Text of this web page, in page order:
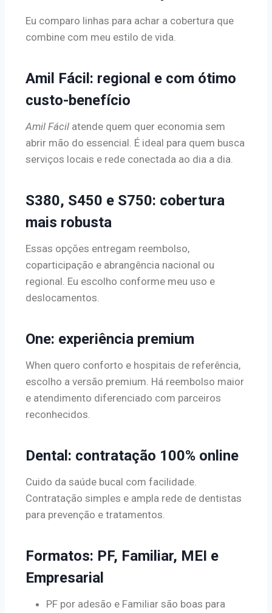
Eu comparo linhas para achar a cobertura que
combine com meu estilo de vida.
Amil Fácil: regional e com ótimo
custo-benefício
Amil Fácil atende quem quer economia sem
abrir mão do essencial. É ideal para quem busca
serviços locais e rede conectada ao dia a dia.
S380, S450 e S750: cobertura
mais robusta
Essas opções entregam reembolso,
coparticipação e abrangência nacional ou
regional. Eu escolho conforme meu uso e
deslocamentos.
One: experiência premium
When quero conforto e hospitais de referência,
escolho a versão premium. Há reembolso maior
e atendimento diferenciado com parceiros
reconhecidos.
Dental: contratação 100% online
Cuido da saúde bucal com facilidade.
Contratação simples e ampla rede de dentistas
para prevenção e tratamentos.
Formatos: PF, Familiar, MEI e
Empresarial
PF por adesão e Familiar são boas para